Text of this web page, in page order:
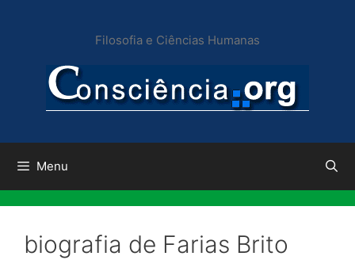
conteúdo
Filosofia e Ciências Humanas
Menu
biografia de Farias Brito